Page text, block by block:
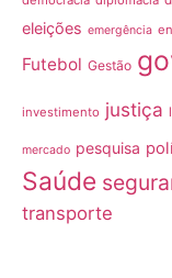
eleições emergência
Futebol Gestão
investimento justiça
mercado pesquisa
Saúde
transporte